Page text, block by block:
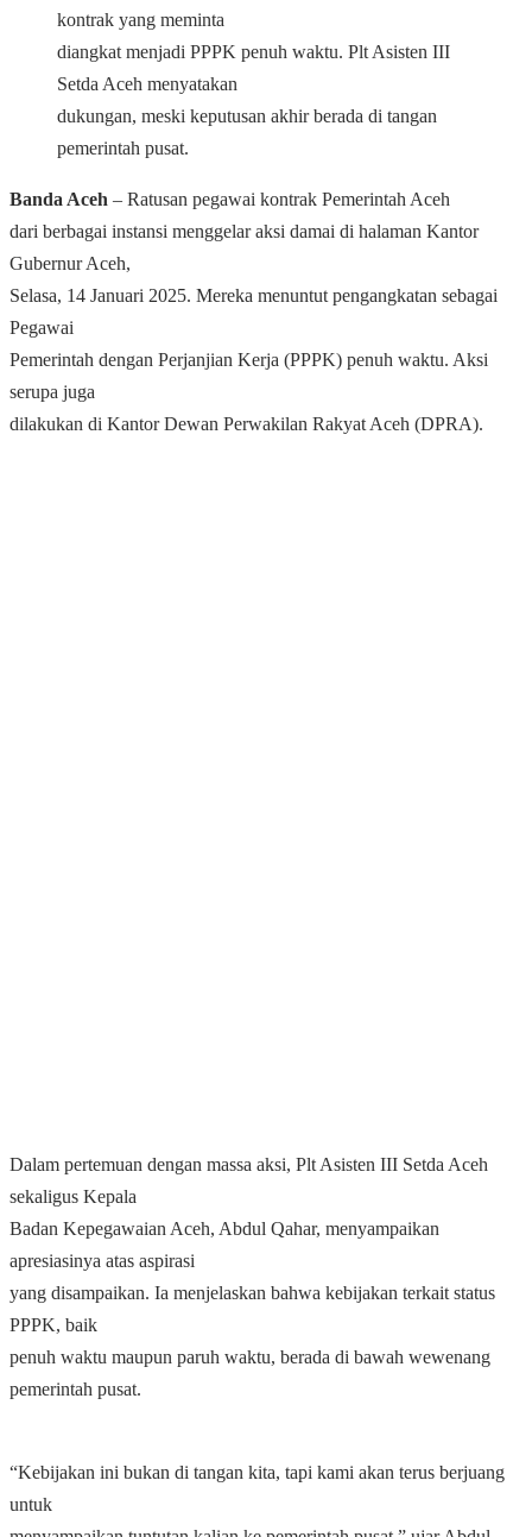
kontrak yang meminta
diangkat menjadi PPPK penuh waktu. Plt Asisten III
Setda Aceh menyatakan
dukungan, meski keputusan akhir berada di tangan
pemerintah pusat.
Banda Aceh – Ratusan pegawai kontrak Pemerintah Aceh
dari berbagai instansi menggelar aksi damai di halaman Kantor
Gubernur Aceh,
Selasa, 14 Januari 2025. Mereka menuntut pengangkatan sebagai
Pegawai
Pemerintah dengan Perjanjian Kerja (PPPK) penuh waktu. Aksi
serupa juga
dilakukan di Kantor Dewan Perwakilan Rakyat Aceh (DPRA).
Dalam pertemuan dengan massa aksi, Plt Asisten III Setda Aceh
sekaligus Kepala
Badan Kepegawaian Aceh, Abdul Qahar, menyampaikan
apresiasinya atas aspirasi
yang disampaikan. Ia menjelaskan bahwa kebijakan terkait status
PPPK, baik
penuh waktu maupun paruh waktu, berada di bawah wewenang
pemerintah pusat.
“Kebijakan ini bukan di tangan kita, tapi kami akan terus berjuang
untuk